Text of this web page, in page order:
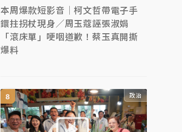
本周爆款短影音｜柯文哲帶電子手
鐶拄拐杖現身／周玉蔻誣張淑娟
「滾床單」哽咽道歉！蔡玉真開撕
爆料
政治